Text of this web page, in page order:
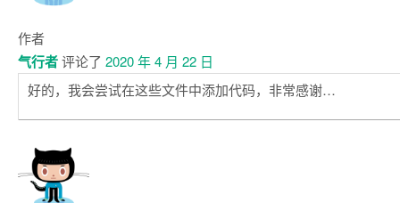
作者
气行者评论了 2020 年 4 月 22 日
好的，我会尝试在这些文件中添加代码，非常感谢…